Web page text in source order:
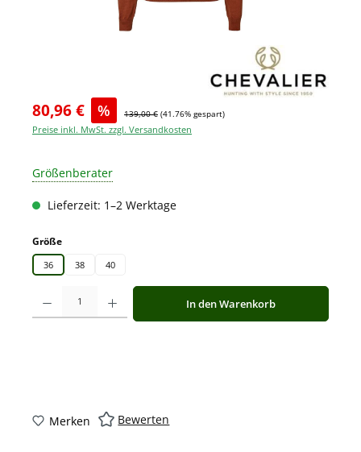
80,96 € % 139,00 € (41.76% gespart)
Preise inkl. MwSt. zzgl. Versandkosten
Größenberater
Lieferzeit: 1–2 Werktage
Größeauswählen
36 38 40
Produkt Anzahl: Gib den gewünschten Wert ein oder benutze die
In den Warenkorb
Merken Bewerten